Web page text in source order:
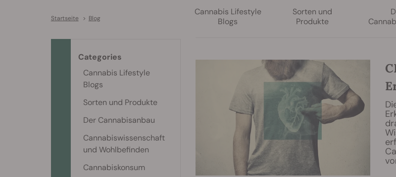
Startseite > Blog
Cannabis Lifestyle
Blogs
Sorten und
Produkte
Categories
Cannabis Lifestyle
Blogs
Sorten und Produkte
Der Cannabisanbau
Cannabiswissenschaft
und Wohlbefinden
Cannabiskonsum